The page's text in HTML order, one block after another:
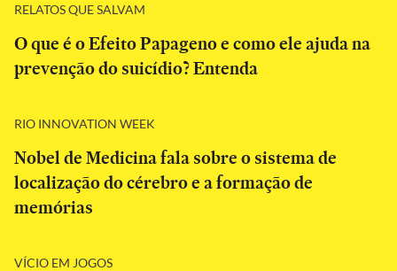
RELATOS QUE SALVAM
O que é o Efeito Papageno e como ele ajuda na
prevenção do suicídio? Entenda
RIO INNOVATION WEEK
Nobel de Medicina fala sobre o sistema de
localização do cérebro e a formação de
memórias
VÍCIO EM JOGOS